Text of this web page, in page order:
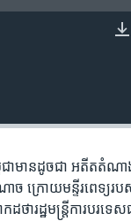
ាមានដូចជា អតីត​​តំណាង
ក្រោយ​​​​មន្ទីរ​ពេទ្យ​របស់​
ថា​រដ្ឋមន្ត្រី​ការ​បរទេ